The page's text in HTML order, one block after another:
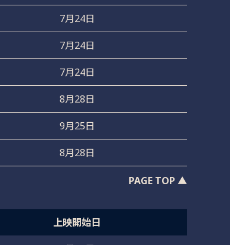
7月24日
7月24日
7月24日
8月28日
9月25日
8月28日
PAGE TOP ▲
上映開始日